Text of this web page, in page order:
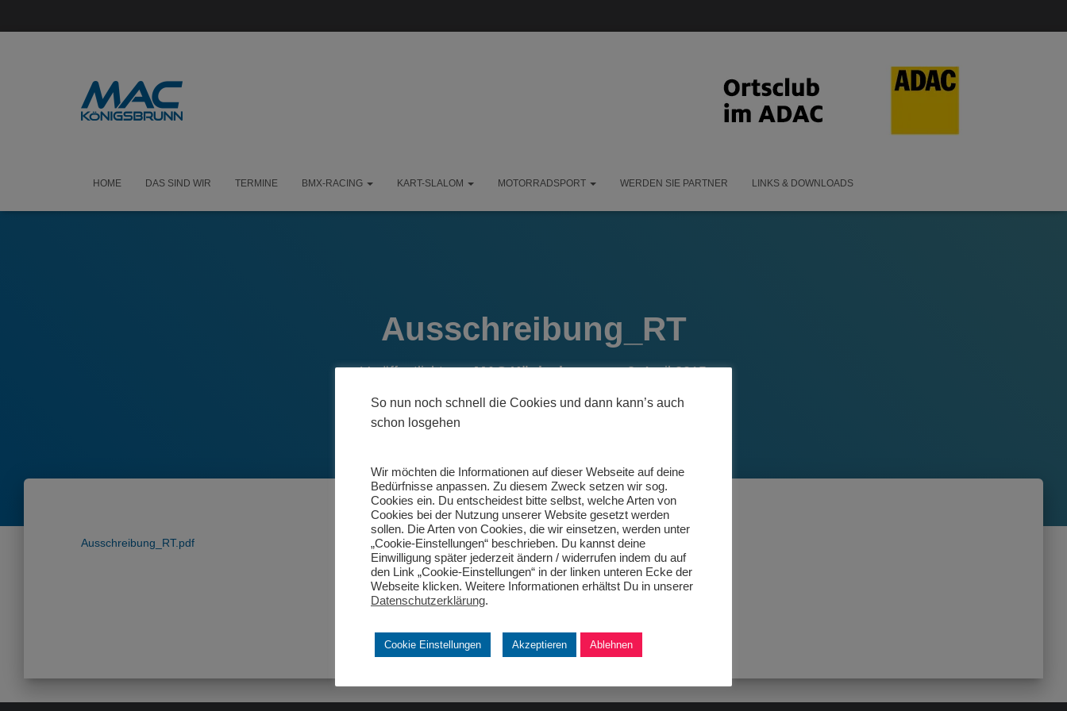
HOME DAS SIND WIR TERMINE BMX-RACING KART-SLALOM MOTORRADSPORT WERDEN SIE PARTNER LINKS & DOWNLOADS
Ausschreibung_RT
Veröffentlicht vonMAC Königsbrunnam3. April 2015
Ausschreibung_RT.pdf
So nun noch schnell die Cookies und dann kann’s auch
schon losgehen
Wir möchten die Informationen auf dieser Webseite auf deine
Bedürfnisse anpassen. Zu diesem Zweck setzen wir sog.
Cookies ein. Du entscheidest bitte selbst, welche Arten von
Cookies bei der Nutzung unserer Website gesetzt werden
sollen. Die Arten von Cookies, die wir einsetzen, werden unter
„Cookie-Einstellungen“ beschrieben. Du kannst deine
Einwilligung später jederzeit ändern / widerrufen indem du auf
den Link „Cookie-Einstellungen“ in der linken unteren Ecke der
Webseite klicken. Weitere Informationen erhältst Du in unserer
Datenschutzerklärung.
Cookie Einstellungen Akzeptieren Ablehnen